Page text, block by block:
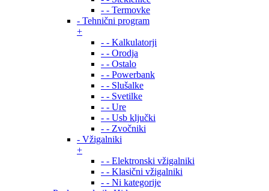
- - Termovke
- Tehnični program
+
- - Kalkulatorji
- - Orodja
- - Ostalo
- - Powerbank
- - Slušalke
- - Svetilke
- - Ure
- - Usb ključki
- - Zvočniki
- Vžigalniki
+
- - Elektronski vžigalniki
- - Klasični vžigalniki
- - Ni kategorije